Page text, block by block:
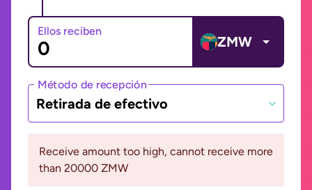
Ellos reciben
ZMW
Método de recepción
Retirada de efectivo
Receive amount too high, cannot receive more
than 20000 ZMW